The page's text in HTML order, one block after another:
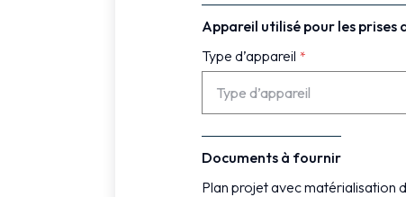
Appareil utilisé pour les prises
Type d’appareil
Documents à fournir
Plan projet avec matérialisation